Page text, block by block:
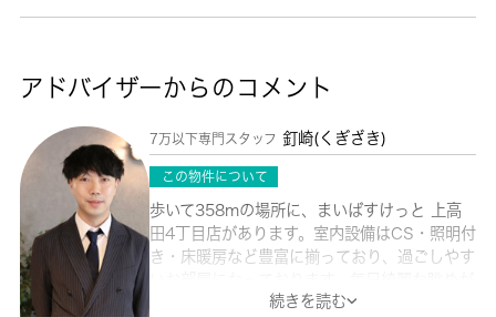
アドバイザーからのコメント
7万以下専門スタッフ 釘崎(くぎざき)
この物件について
歩いて358mの場所に、まいばすけっと 上高
田4丁目店があります。室内設備はCS・照明付
き・床暖房など豊富に揃っており、過ごしやす
窓から見える部屋はとても魅力的です。価格
続きを読む